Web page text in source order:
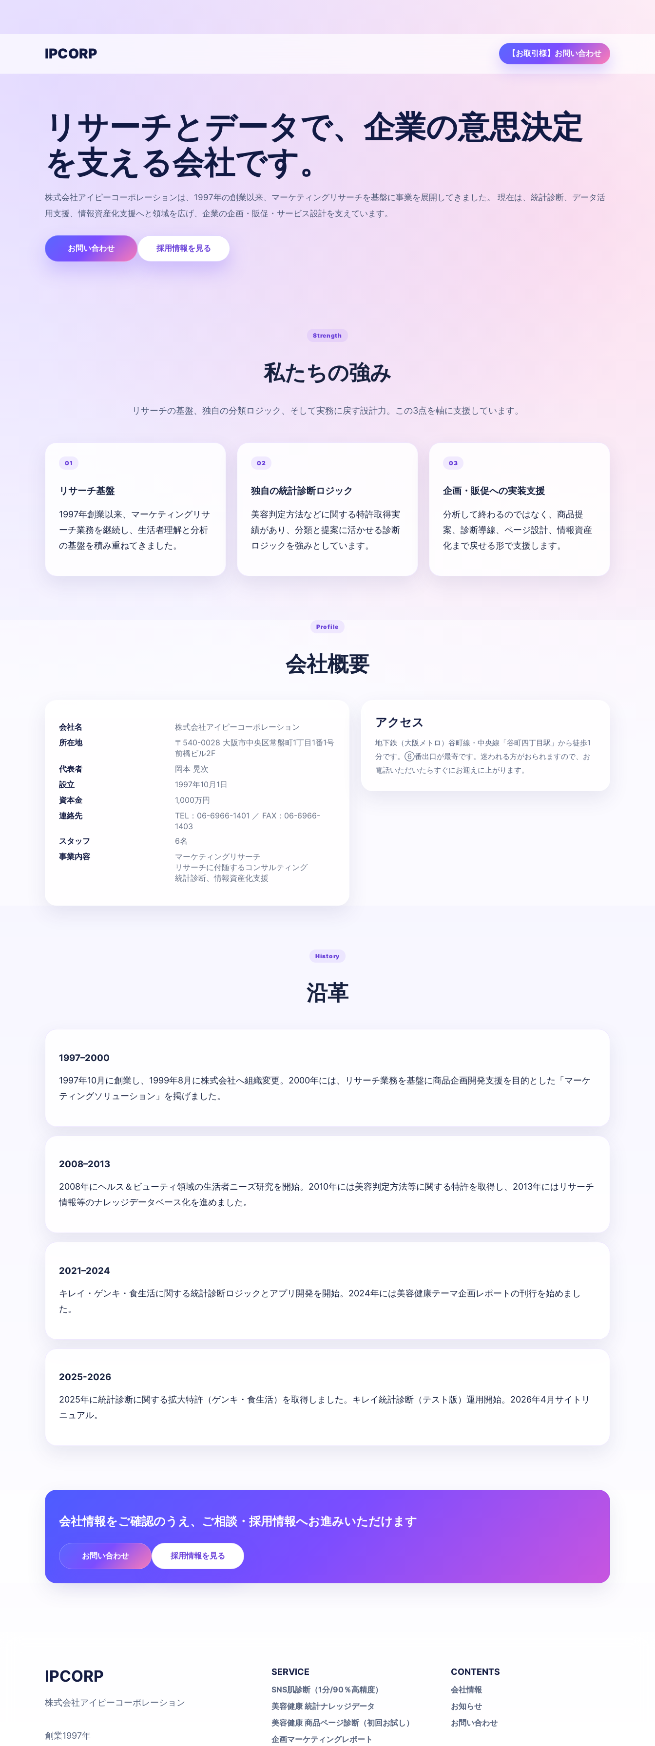
IPCORP 【お取引様】お問い合わせ
リサーチとデータで、企業の意思決定
を支える会社です。
株式会社アイピーコーポレーションは、1997年の創業以来、マーケティングリサーチを基盤に事業を展開してきました。 現在は、統計診断、データ活
用支援、情報資産化支援へと領域を広げ、企業の企画・販促・サービス設計を支えています。
お問い合わせ 採用情報を見る
Strength
私たちの強み
リサーチの基盤、独自の分類ロジック、そして実務に戻す設計力。この3点を軸に支援しています。
01
リサーチ基盤
1997年創業以来、マーケティングリサ
ーチ業務を継続し、生活者理解と分析
の基盤を積み重ねてきました。
02
独自の統計診断ロジック
美容判定方法などに関する特許取得実
績があり、分類と提案に活かせる診断
ロジックを強みとしています。
03
企画・販促への実装支援
分析して終わるのではなく、商品提
案、診断導線、ページ設計、情報資産
化まで戻せる形で支援します。
Profile
会社概要
会社名
株式会社アイピーコーポレーション
所在地
〒540-0028 大阪市中央区常盤町1丁目1番1号
前橋ビル2F
代表者
岡本 晃次
設立
1997年10月1日
資本金
1,000万円
連絡先
TEL：06-6966-1401 ／ FAX：06-6966-
1403
スタッフ
6名
事業内容
マーケティングリサーチ
リサーチに付随するコンサルティング
統計診断、情報資産化支援
アクセス
地下鉄（大阪メトロ）谷町線・中央線「谷町四丁目駅」から徒歩1
分です。⑥番出口が最寄です。迷われる方がおられますので、お
電話いただいたらすぐにお迎えに上がります。
History
沿革
1997–2000
1997年10月に創業し、1999年8月に株式会社へ組織変更。2000年には、リサーチ業務を基盤に商品企画開発支援を目的とした「マーケ
ティングソリューション」を掲げました。
2008–2013
2008年にヘルス＆ビューティ領域の生活者ニーズ研究を開始。2010年には美容判定方法等に関する特許を取得し、2013年にはリサーチ
情報等のナレッジデータベース化を進めました。
2021–2024
キレイ・ゲンキ・食生活に関する統計診断ロジックとアプリ開発を開始。2024年には美容健康テーマ企画レポートの刊行を始めまし
た。
2025-2026
2025年に統計診断に関する拡大特許（ゲンキ・食生活）を取得しました。キレイ統計診断（テスト版）運用開始。2026年4月サイトリ
ニュアル。
会社情報をご確認のうえ、ご相談・採用情報へお進みいただけます
お問い合わせ 採用情報を見る
IPCORP
株式会社アイピーコーポレーション
創業1997年
SERVICE
SNS肌診断（1分/90％高精度）
美容健康 統計ナレッジデータ
美容健康 商品ページ診断（初回お試し）
企画マーケティングレポート
CONTENTS
会社情報
お知らせ
お問い合わせ